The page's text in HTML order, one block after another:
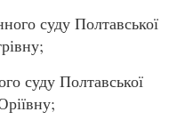
суду Полтавської
суду Полтавської